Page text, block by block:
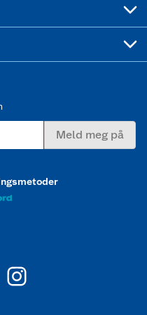
Meld meg på